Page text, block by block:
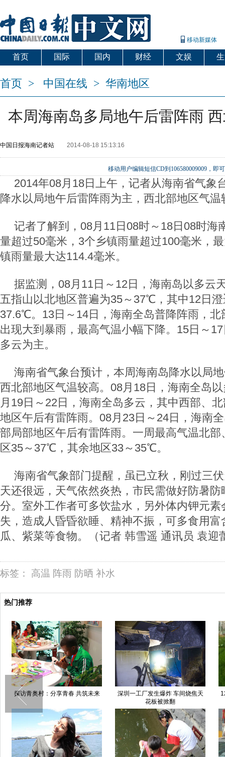
移动新媒体
首页 国际 国内 财经 文娱
首页 > 中国在线 > 华南地区
本周海南岛多局地午后雷阵雨
中国日报海南记者站 2014-08-18 15:13:16
移动用户编辑短信CD到106580009009，即
2014年08月18日上午，记者从海南省气象
降水以局地午后雷阵雨为主，西北部地区气温
记者了解到，08月11日08时～18日08时海
量超过50毫米，3个乡镇雨量超过100毫米，
镇雨量最大达114.4毫米。
据监测，08月11日～12日，海南岛以多云
五指山以北地区普遍为35～37℃，其中12日
37.6℃。13日～14日，海南全岛普降阵雨，北
出现大到暴雨，最高气温小幅下降。15日～
多云为主。
海南省气象台预计，本周海南岛降水以局
西北部地区气温较高。08月18日，海南全岛
月19日～22日，海南全岛多云，其中西部、
地区午后有雷阵雨。08月23日～24日，海南
部局部地区午后有雷阵雨。一周最高气温北
区35～37℃，其余地区33～35℃。
海南省气象部门提醒，虽已立秋，刚过三
天还很远，天气依然炎热，市民需做好防暑
分。室外工作者可多饮盐水，另外体内钾元
失，造成人昏昏欲睡、精神不振，可多食用
瓜、紫菜等食物。（记者 韩雪遥 通讯员 袁迎
标签： 高温 阵雨 防晒 补水
热门推荐
：分享青春 共筑未来
深圳一工厂发生爆炸 车间烧焦天
1200万劳斯莱